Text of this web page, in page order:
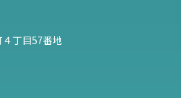
丁目57番地